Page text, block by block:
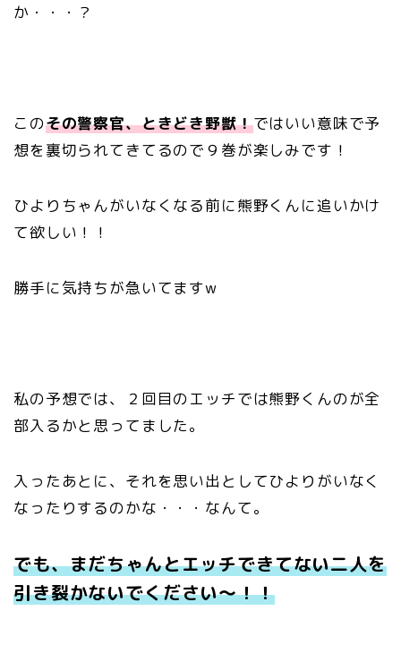
か・・・？
このその警察官、ときどき野獣！ではいい意味で予
想を裏切られてきてるので９巻が楽しみです！
ひよりちゃんがいなくなる前に熊野くんに追いかけ
て欲しい！！
勝手に気持ちが急いてますw
私の予想では、２回目のエッチでは熊野くんのが全
部入るかと思ってました。
入ったあとに、それを思い出としてひよりがいなく
なったりするのかな・・・なんて。
でも、まだちゃんとエッチできてない二人を
引き裂かないでください〜！！